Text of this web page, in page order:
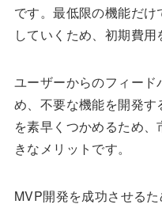
です。最低限の機能だ
していくため、初期費用
ユーザーからのフィー
め、不要な機能を開発
を素早くつかめるため
きなメリットです。
MVP開発を成功させる